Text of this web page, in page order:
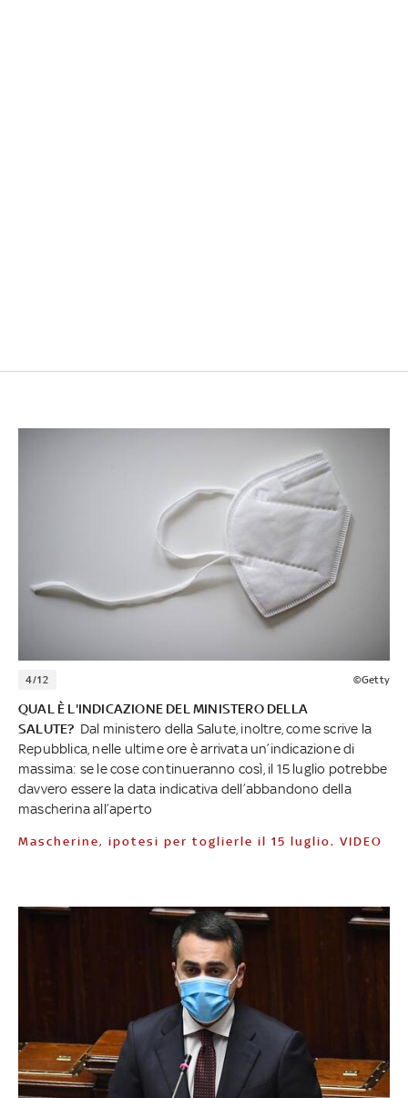
4/12 ©Getty
QUAL È L'INDICAZIONE DEL MINISTERO DELLA
SALUTE? Dal ministero della Salute, inoltre, come scrive la
Repubblica, nelle ultime ore è arrivata un’indicazione di
massima: se le cose continueranno così, il 15 luglio potrebbe
davvero essere la data indicativa dell’abbandono della
mascherina all’aperto
Mascherine, ipotesi per toglierle il 15 luglio. VIDEO